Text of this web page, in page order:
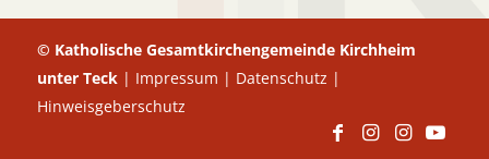
© Katholische Gesamtkirchengemeinde Kirchheim
unter Teck | Impressum | Datenschutz |
Hinweisgeberschutz